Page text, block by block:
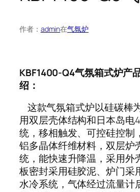
作者： admin在气氛炉
KBF1400-Q4气氛箱式炉产
绍：
这款气氛箱式炉以硅碳棒
用双层壳体结构和日本岛电
统，移相触发、可控硅控制
铝多晶体纤维材料，双层炉
统，能快速升降温，采用外
板密封采用硅胶泥、炉门采
水冷系统，气体经过流量计